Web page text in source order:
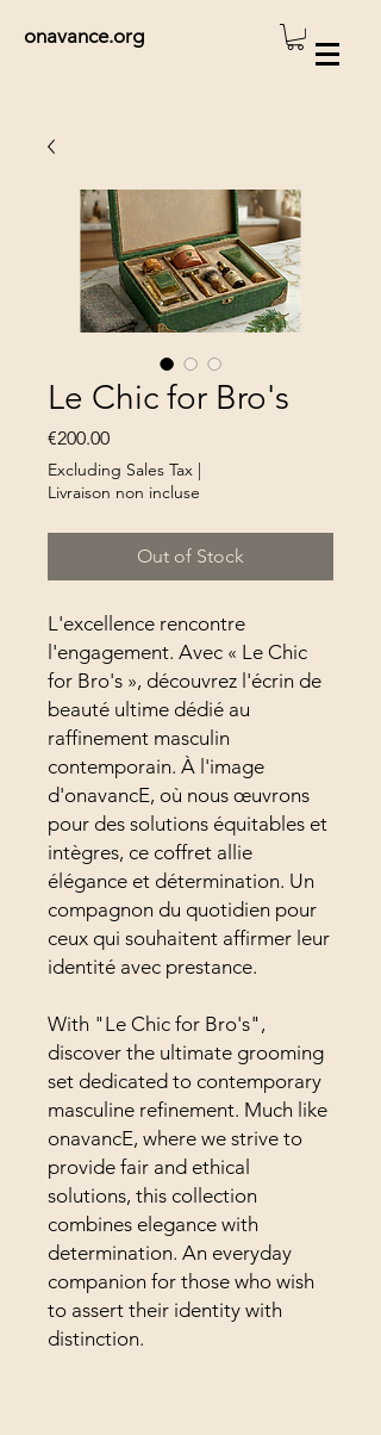
onavance.org
Le Chic for Bro's
€200.00Price
Excluding Sales Tax |
Livraison non incluse
Out of Stock
L'excellence rencontre
l'engagement. Avec « Le Chic
for Bro's », découvrez l'écrin de
beauté ultime dédié au
raffinement masculin
contemporain. À l'image
d'onavancE, où nous œuvrons
pour des solutions équitables et
intègres, ce coffret allie
élégance et détermination. Un
compagnon du quotidien pour
ceux qui souhaitent affirmer leur
identité avec prestance.
With "Le Chic for Bro's",
discover the ultimate grooming
set dedicated to contemporary
masculine refinement. Much like
onavancE, where we strive to
provide fair and ethical
solutions, this collection
combines elegance with
determination. An everyday
companion for those who wish
to assert their identity with
distinction.